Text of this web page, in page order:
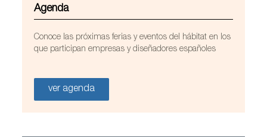
Agenda
Conoce las próximas ferias y eventos del hábitat en los
que participan empresas y diseñadores españoles
ver agenda